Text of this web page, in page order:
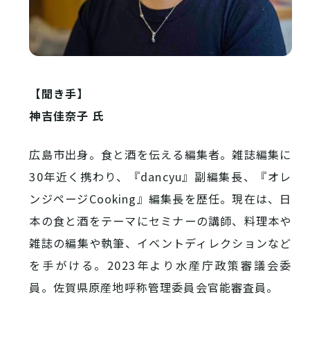
【聞き手】
神吉佳奈子 氏
広島市出身。食と酒を伝える編集者。雑誌編集に
30年近く携わり、『dancyu』副編集長、『オレ
ンジページCooking』編集長を歴任。現在は、日
本の食と酒をテーマにセミナーの講師、料理本や
雑誌の編集や執筆、イベントディレクションなど
を手がける。2023年より水産庁政策審議会委
員。佐賀県原産地呼称管理委員会官能審査員。